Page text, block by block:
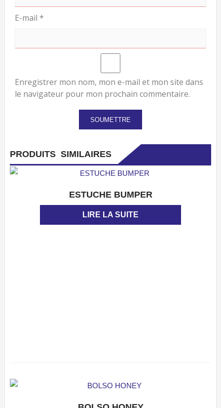
E-mail *
Enregistrer mon nom, mon e-mail et mon site dans
le navigateur pour mon prochain commentaire.
PRODUITS SIMILAIRES
ESTUCHE BUMPER
LIRE LA SUITE